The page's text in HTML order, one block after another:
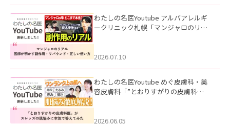
わたしの名医Youtube アルバアレルギ
ークリニック札幌「マンジャロのリア
た。
2026.07.10
わたしの名医Youtube めぐ皮膚科・美
容皮膚科「”とおりすがりの皮膚科
2026.06.05